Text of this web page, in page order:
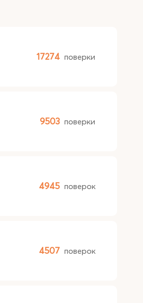
17274 поверки
9503 поверки
4945 поверок
4507 поверок